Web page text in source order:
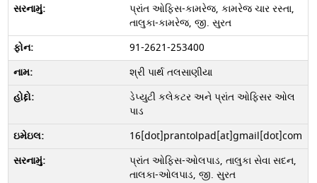
પ્રાંત ઓફિસ-કામરેજ, કામરેજ ચાર રસ્તા,
તાલુકા-કામરેજ, જી. સુરત
91-2621-253400
શ્રી પાર્થ તલસાણીયા
ડેપ્યુટી કલેકટર અને પ્રાંત ઓફિસર ઓલ
પાડ
16[dot]prantolpad[at]gmail[dot]com
પ્રાંત ઓફિસ-ઓલપાડ, તાલુકા સેવા સદન,
તાલકા-ઓલપાડ, જી. સુરત